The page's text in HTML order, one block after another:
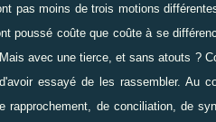
pas moins de trois motions
poussé coûte que coûte à se
avec une tierce, et sans atouts ?
essayé de les rassembler. Au
rapprochement, de conciliation, de